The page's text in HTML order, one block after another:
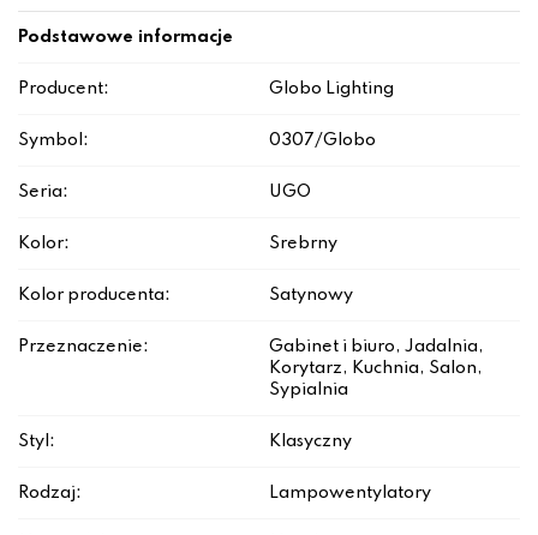
Podstawowe informacje
Producent: Globo Lighting
Symbol: 0307/Globo
Seria: UGO
Kolor: Srebrny
Kolor producenta: Satynowy
Przeznaczenie:
Gabinet i biuro, Jadalnia,
Korytarz, Kuchnia, Salon,
Sypialnia
Styl: Klasyczny
Rodzaj: Lampowentylatory